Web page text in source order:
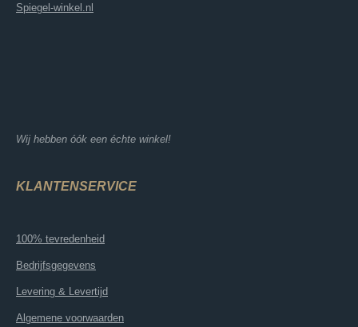
Spiegel-winkel.nl
Wij hebben óók een échte winkel!
KLANTENSERVICE
100% tevredenheid
Bedrijfsgegevens
Levering & Levertijd
Algemene voorwaarden